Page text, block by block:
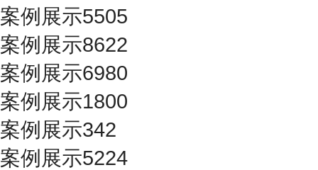
案例展示5505
案例展示8622
案例展示6980
案例展示1800
案例展示342
案例展示5224